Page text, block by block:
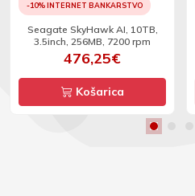
-10% INTERNET BANKARSTVO
Seagate SkyHawk AI, 10TB,
3.5inch, 256MB, 7200 rpm
476,25€
Košarica